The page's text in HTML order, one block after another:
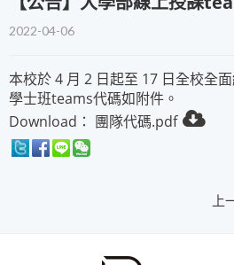
2022-04-06
本校於 4 月 2 日起至 17 日全校全面
學士班teams代碼如附件。
Download： 團隊代碼.pdf
上